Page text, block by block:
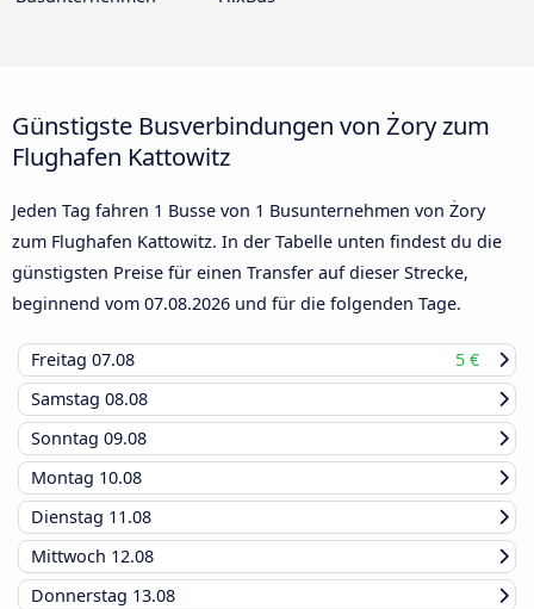
Günstigste Busverbindungen von Żory zum
Flughafen Kattowitz
Jeden Tag fahren 1 Busse von 1 Busunternehmen von Żory
zum Flughafen Kattowitz. In der Tabelle unten findest du die
günstigsten Preise für einen Transfer auf dieser Strecke,
beginnend vom 07.08.2026 und für die folgenden Tage.
Freitag 07.08
5 €
Samstag 08.08
Sonntag 09.08
Montag 10.08
Dienstag 11.08
Mittwoch 12.08
Donnerstag 13.08